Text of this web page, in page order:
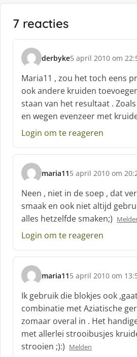
7 reacties
derbyke
s
c
h
r
e
e
:
5 april 2010 om
Maria11 , zou het toch eens
ook andere kruiden
staan van het resultaat .
en wegen evenzeer met
Login om te reageren
maria11
s
c
h
r
e
e
:
5 april 2010 om
Neen , niet in de soep , dat
smaak en ook niet altijd
alles hetzelfde smaken;)
Login om te reageren
maria11
s
c
h
r
e
e
f
5 april 2010 om
Ik gebruik die blokjes ook
combinatie met Aziatische
zomaar overal in . Het
met allerlei strooibusjes
strooien ;):) Melden